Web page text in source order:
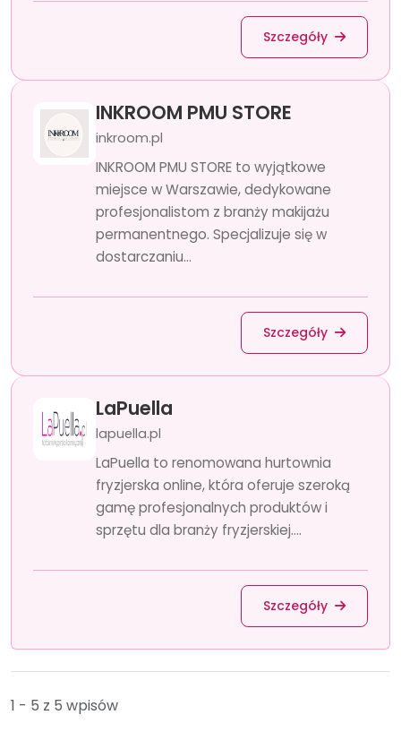
Szczegóły
INKROOM PMU STORE
inkroom.pl
INKROOM PMU STORE to wyjątkowe
miejsce w Warszawie, dedykowane
profesjonalistom z branży makijażu
permanentnego. Specjalizuje się w
dostarczaniu...
Szczegóły
LaPuella
lapuella.pl
LaPuella to renomowana hurtownia
fryzjerska online, która oferuje szeroką
gamę profesjonalnych produktów i
sprzętu dla branży fryzjerskiej....
Szczegóły
1 - 5 z 5 wpisów